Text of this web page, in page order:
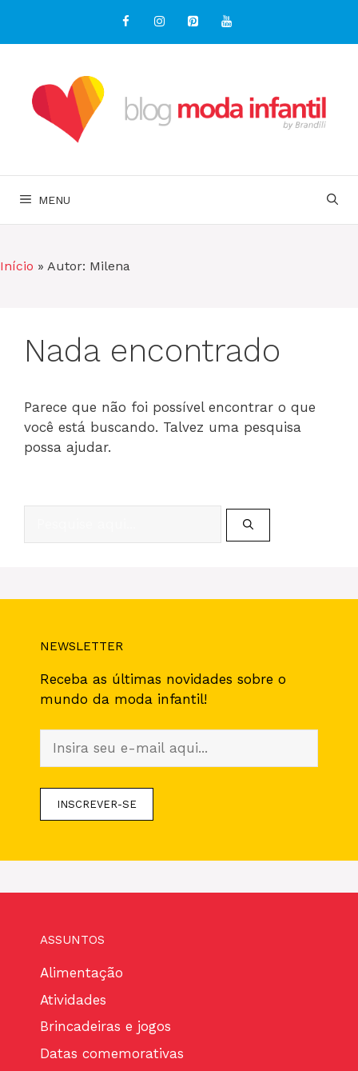
o
MENU
Início » Autor: Milena
Nada encontrado
Parece que não foi possível encontrar o que
você está buscando. Talvez uma pesquisa
possa ajudar.
NEWSLETTER
Receba as últimas novidades sobre o
mundo da moda infantil!
ASSUNTOS
Alimentação
Atividades
Brincadeiras e jogos
Datas comemorativas